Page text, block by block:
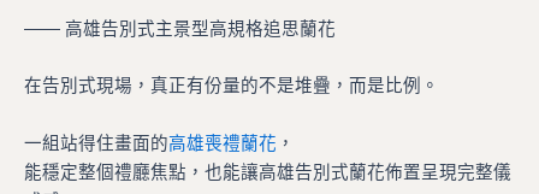
—— 高雄告別式主景型高規格追思蘭花
在告別式現場，真正有份量的不是堆疊，而是比例。
一組站得住畫面的高雄喪禮蘭花 ，
能穩定整個禮廳焦點，也能讓高雄告別式蘭花佈置呈現完整儀